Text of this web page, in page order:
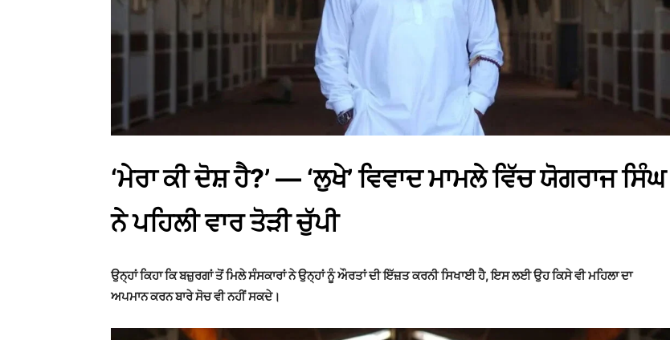
‘ਮੇਰਾ ਕੀ ਦੋਸ਼ ਹੈ?’ — ‘ਲੁਖੇ’ ਵਿਵਾਦ ਮਾਮਲੇ ਵਿੱਚ ਯੋਗਰਾਜ ਸਿੰਘ
ਨੇ ਪਹਿਲੀ ਵਾਰ ਤੋੜੀ ਚੁੱਪੀ
ਉਨ੍ਹਾਂ ਕਿਹਾ ਕਿ ਬਜ਼ੁਰਗਾਂ ਤੋਂ ਮਿਲੇ ਸੰਸਕਾਰਾਂ ਨੇ ਉਨ੍ਹਾਂ ਨੂੰ ਔਰਤਾਂ ਦੀ ਇੱਜ਼ਤ ਕਰਨੀ ਸਿਖਾਈ ਹੈ, ਇਸ ਲਈ ਉਹ ਕਿਸੇ ਵੀ ਮਹਿਲਾ ਦਾ
ਅਪਮਾਨ ਕਰਨ ਬਾਰੇ ਸੋਚ ਵੀ ਨਹੀਂ ਸਕਦੇ।